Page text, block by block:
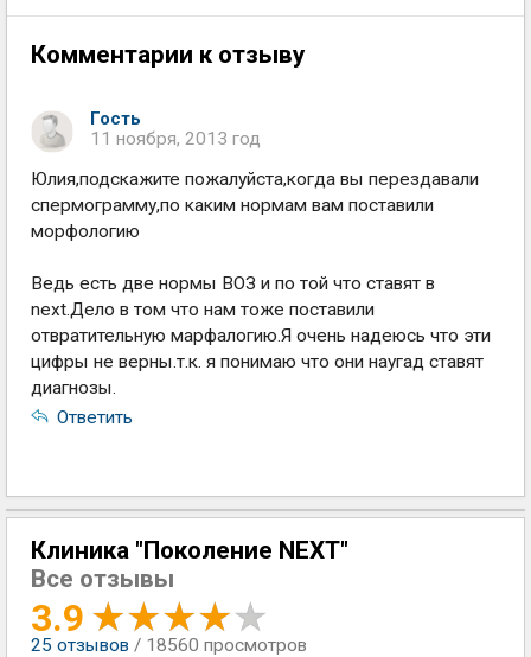
Комментарии к отзыву
Гость
11 ноября, 2013 год
Юлия,подскажите пожалуйста,когда вы перездавали
спермограмму,по каким нормам вам поставили
морфологию
Ведь есть две нормы ВОЗ и по той что ставят в
next.Дело в том что нам тоже поставили
отвратительную марфалогию.Я очень надеюсь что эти
цифры не верны.т.к. я понимаю что они наугад ставят
диагнозы.
Ответить
Клиника "Поколение NEXT"
Все отзывы
3.9
25 отзывов / 18560 просмотров